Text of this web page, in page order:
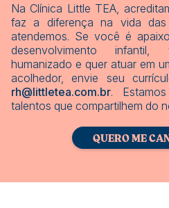
Na Clínica Little TEA,
faz a diferença na vida
atendemos. Se você é
desenvolvimento
humanizado e quer atuar em
acolhedor, envie seu
rh@littletea.com.br.
talentos que compartilhem do
QUERO ME